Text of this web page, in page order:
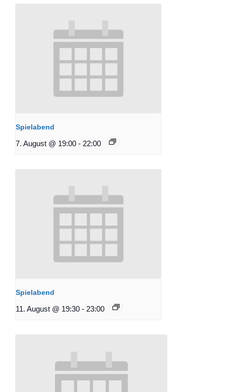
Spielabend
7. August @ 19:00 - 22:00
Spielabend
11. August @ 19:30 - 23:00